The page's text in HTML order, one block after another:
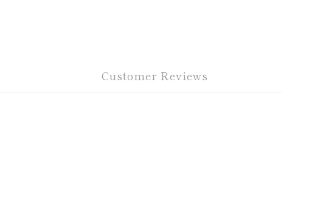
Customer Reviews